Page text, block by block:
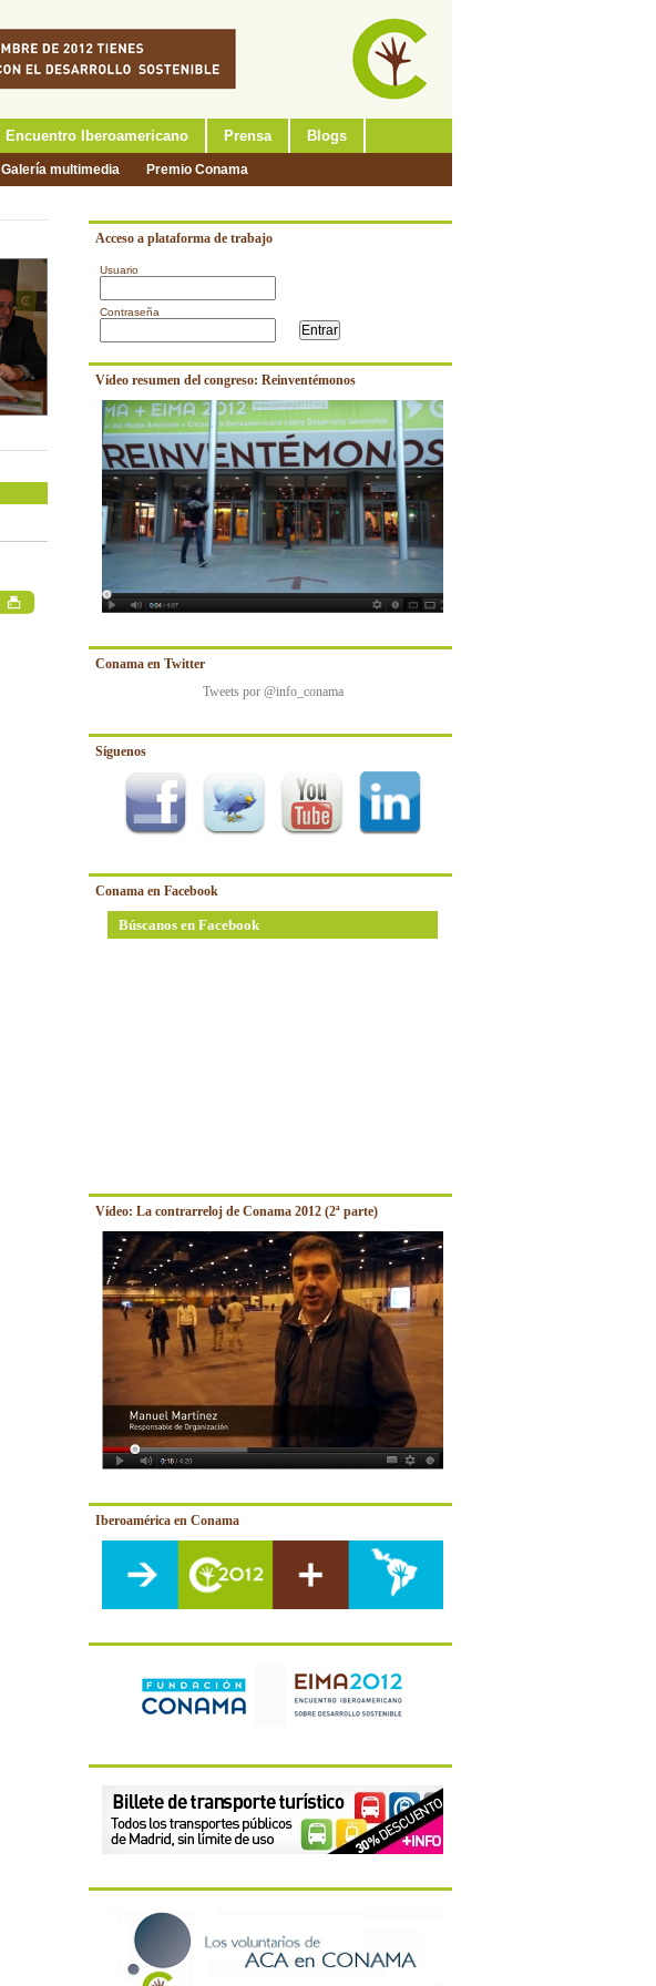
Encuentro Iberoamericano Prensa Blogs
Galería multimedia Premio Conama
Acceso a plataforma de trabajo
Usuario
Contraseña
Vídeo resumen del congreso: Reinventémonos
Conama en Twitter
Tweets por @info_conama
Síguenos
Conama en Facebook
Búscanos en Facebook
Vídeo: La contrarreloj de Conama 2012 (2ª parte)
Iberoamérica en Conama